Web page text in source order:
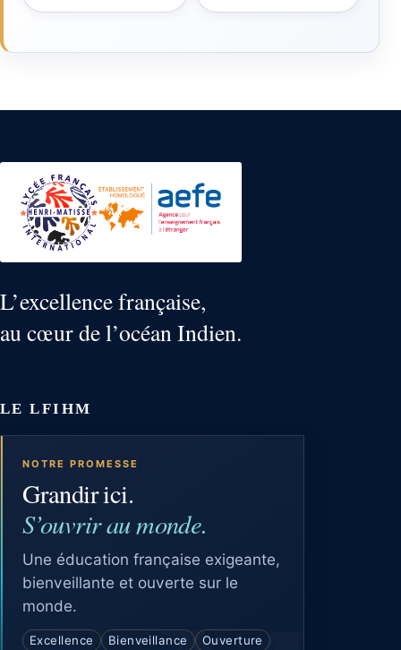
L’excellence française,
au cœur de l’océan Indien.
LE LFIHM
NOTRE PROMESSE
Grandir ici.
S’ouvrir au monde.
Une éducation française exigeante,
bienveillante et ouverte sur le
monde.
Excellence Bienveillance Ouverture